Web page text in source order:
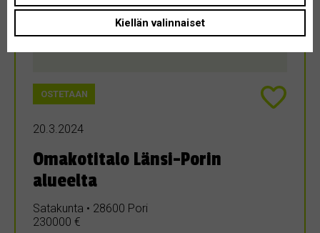
OSTETAAN
20.3.2024
Omakotitalo Länsi-Porin
alueelta
Satakunta • 28600 Pori
230000 €
Kiellän valinnaiset